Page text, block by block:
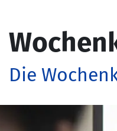
Die